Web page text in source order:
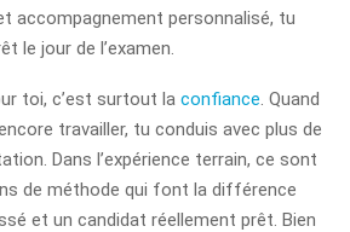
accompagnement personnalisé, tu
le jour de l’examen.
toi, c’est surtout la confiance . Quand
travailler, tu conduis avec plus de
Dans l’expérience terrain, ce sont
de méthode qui font la différence
et un candidat réellement prêt. Bien